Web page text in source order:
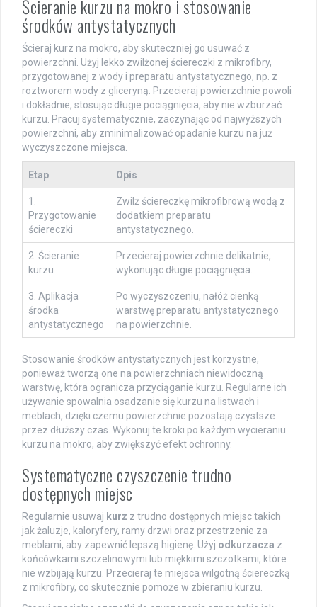
Ścieranie kurzu na mokro i stosowanie
środków antystatycznych
Ścieraj kurz na mokro, aby skuteczniej go usuwać z
powierzchni. Użyj lekko zwilżonej ściereczki z mikrofibry,
przygotowanej z wody i preparatu antystatycznego, np. z
roztworem wody z gliceryną. Przecieraj powierzchnie powoli
i dokładnie, stosując długie pociągnięcia, aby nie wzburzać
kurzu. Pracuj systematycznie, zaczynając od najwyższych
powierzchni, aby zminimalizować opadanie kurzu na już
wyczyszczone miejsca.
Etap Opis
1.
Przygotowanie
ściereczki
Zwilż ściereczkę mikrofibrową wodą z
dodatkiem preparatu
antystatycznego.
2. Ścieranie
kurzu
Przecieraj powierzchnie delikatnie,
wykonując długie pociągnięcia.
3. Aplikacja
środka
antystatycznego
Po wyczyszczeniu, nałóż cienką
warstwę preparatu antystatycznego
na powierzchnie.
Stosowanie środków antystatycznych jest korzystne,
ponieważ tworzą one na powierzchniach niewidoczną
warstwę, która ogranicza przyciąganie kurzu. Regularne ich
używanie spowalnia osadzanie się kurzu na listwach i
meblach, dzięki czemu powierzchnie pozostają czystsze
przez dłuższy czas. Wykonuj te kroki po każdym wycieraniu
kurzu na mokro, aby zwiększyć efekt ochronny.
Systematyczne czyszczenie trudno
dostępnych miejsc
Regularnie usuwaj kurz z trudno dostępnych miejsc takich
jak żaluzje, kaloryfery, ramy drzwi oraz przestrzenie za
meblami, aby zapewnić lepszą higienę. Użyj odkurzacza z
końcówkami szczelinowymi lub miękkimi szczotkami, które
nie wzbijają kurzu. Przecieraj te miejsca wilgotną ściereczką
z mikrofibry, co skutecznie pomoże w zbieraniu kurzu.